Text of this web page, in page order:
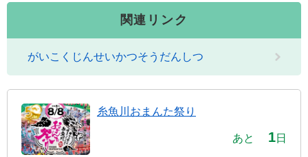
関連リンク
がいこくじんせいかつそうだんしつ
糸魚川おまんた祭り
あと 1日